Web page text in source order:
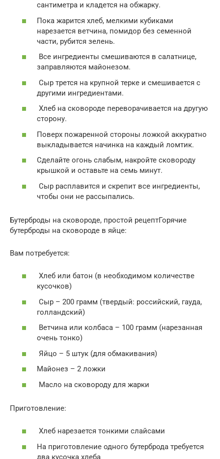
сантиметра и кладется на обжарку.
Пока жарится хлеб, мелкими кубиками
нарезается ветчина, помидор без семенной
части, рубится зелень.
Все ингредиенты смешиваются в салатнице,
заправляются майонезом.
Сыр трется на крупной терке и смешивается с
другими ингредиентами.
Хлеб на сковороде переворачивается на другую
сторону.
Поверх пожаренной стороны ложкой аккуратно
выкладывается начинка на каждый ломтик.
Сделайте огонь слабым, накройте сковороду
крышкой и оставьте на семь минут.
Сыр расплавится и скрепит все ингредиенты,
чтобы они не рассыпались.
Бутерброды на сковороде, простой рецептГорячие
бутерброды на сковороде в яйце:
Вам потребуется:
Хлеб или батон (в необходимом количестве
кусочков)
Сыр – 200 грамм (твердый: российский, гауда,
голландский)
Ветчина или колбаса – 100 грамм (нарезанная
очень тонко)
Яйцо – 5 штук (для обмакивания)
Майонез – 2 ложки
Масло на сковороду для жарки
Приготовление:
Хлеб нарезается тонкими слайсами
На приготовление одного бутерброда требуется
два кусочка хлеба